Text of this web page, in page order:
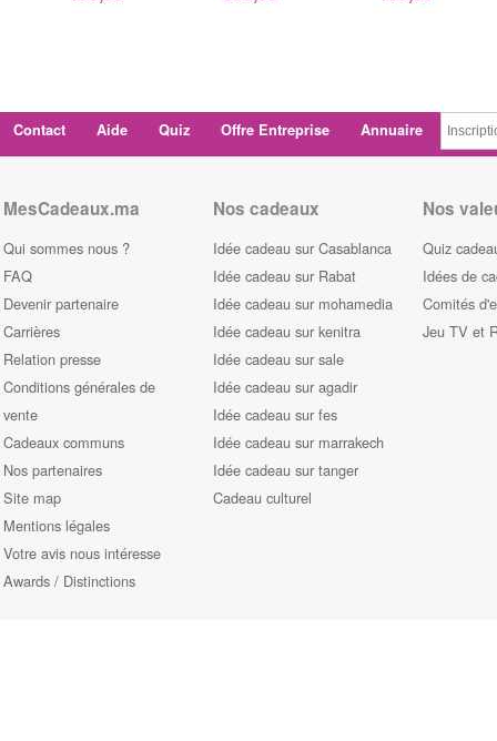
Contact Aide Quiz Offre Entreprise Annuaire
MesCadeaux.ma
Qui sommes nous ?
FAQ
Devenir partenaire
Carrières
Relation presse
Conditions générales de
vente
Cadeaux communs
Nos partenaires
Site map
Mentions légales
Votre avis nous intéresse
Awards / Distinctions
Nos cadeaux
Idée cadeau sur Casablanca
Idée cadeau sur Rabat
Idée cadeau sur mohamedia
Idée cadeau sur kenitra
Idée cadeau sur sale
Idée cadeau sur agadir
Idée cadeau sur fes
Idée cadeau sur marrakech
Idée cadeau sur tanger
Cadeau culturel
Nos
Quiz
Idées de
Comités
Jeu TV et